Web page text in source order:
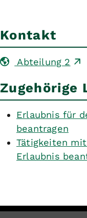
Kontakt
Abteilung 2
Zugehörige
Erlaubnis für
beantragen
Tätigkeiten
Erlaubnis